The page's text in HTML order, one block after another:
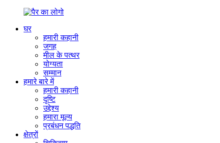
घर
हमारी कहानी
जगह
मील के पत्थर
योग्यता
सम्मान
हमारे बारे में
हमारी कहानी
दृष्टि
उद्देश्य
हमारा मूल्य
प्रबंधन पद्धति
क्षेत्रों